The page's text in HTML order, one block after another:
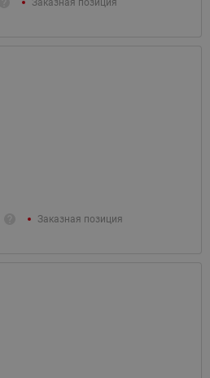
Заказная позиция
Заказная позиция